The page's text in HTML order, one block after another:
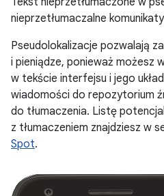
nieprzetłumaczalne
Pseudolokalizacje pozwalają
i pieniądze, ponieważ możesz
w tekście interfejsu i jego
wiadomości do repozytorium
do tłumaczenia. Listę
z tłumaczeniem znajdziesz w
Spot.